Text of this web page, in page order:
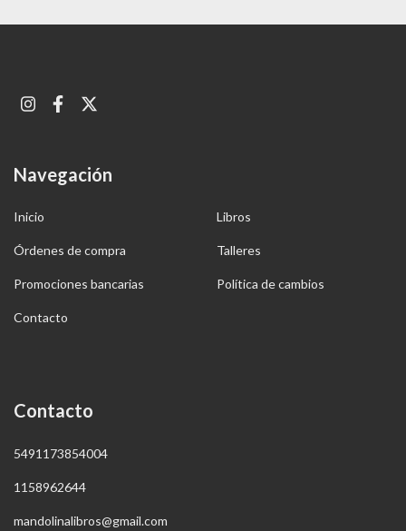
Navegación
Inicio Libros
Órdenes de compra Talleres
Promociones bancarias Política de cambios
Contacto
Contacto
5491173854004
1158962644
mandolinalibros@gmail.com